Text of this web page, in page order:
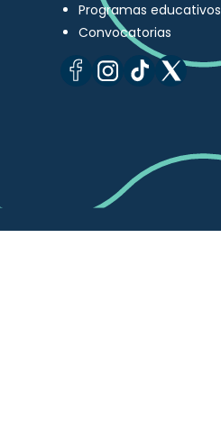
Programas educativos
Convocatorias